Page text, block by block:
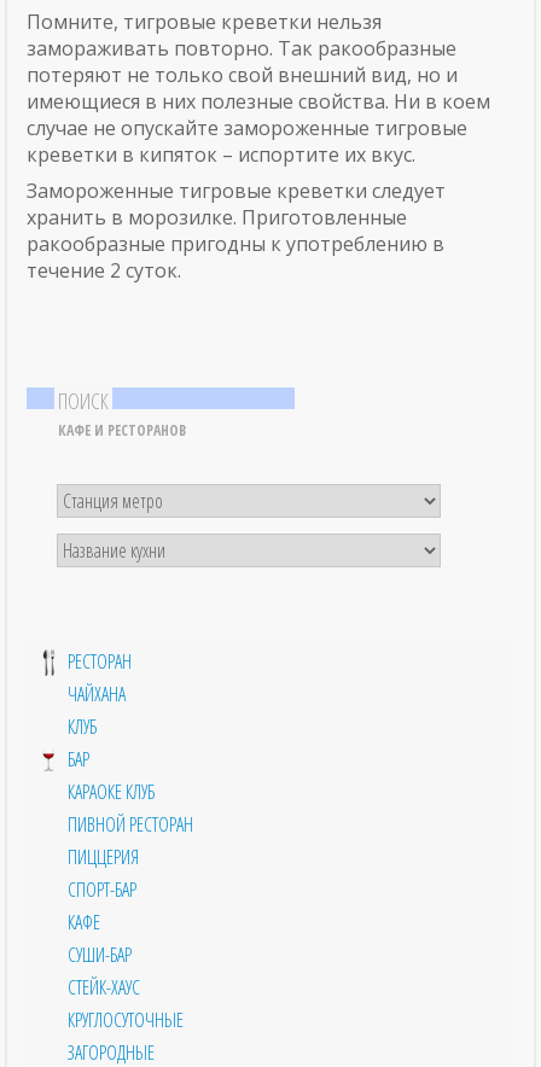
Помните, тигровые креветки нельзя
замораживать повторно. Так ракообразные
потеряют не только свой внешний вид, но и
имеющиеся в них полезные свойства. Ни в коем
случае не опускайте замороженные тигровые
креветки в кипяток – испортите их вкус.
Замороженные тигровые креветки следует
хранить в морозилке. Приготовленные
ракообразные пригодны к употреблению в
течение 2 суток.
ПОИСК
КАФЕ И РЕСТОРАНОВ
РЕСТОРАН
ЧАЙХАНА
КЛУБ
БАР
КАРАОКЕ КЛУБ
ПИВНОЙ РЕСТОРАН
ПИЦЦЕРИЯ
СПОРТ-БАР
КАФЕ
СУШИ-БАР
СТЕЙК-ХАУС
КРУГЛОСУТОЧНЫЕ
ЗАГОРОДНЫЕ